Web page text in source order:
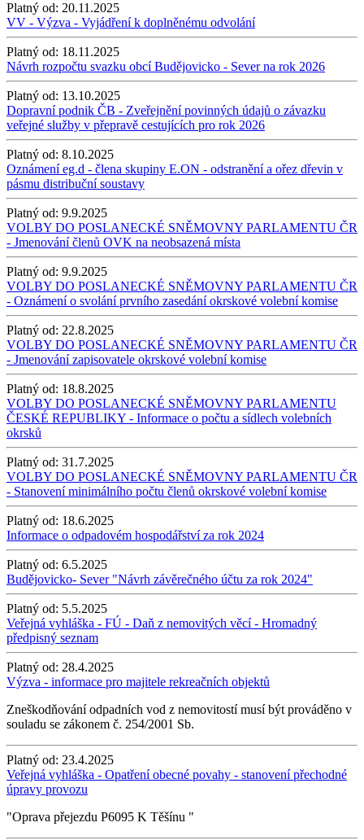
Platný od: 20.11.2025
VV - Výzva - Vyjádření k doplněnému odvolání
Platný od: 18.11.2025
Návrh rozpočtu svazku obcí Budějovicko - Sever na rok 2026
Platný od: 13.10.2025
Dopravní podnik ČB - Zveřejnění povinných údajů o závazku
veřejné služby v přepravě cestujících pro rok 2026
Platný od: 8.10.2025
Oznámení eg.d - člena skupiny E.ON - odstranění a ořez dřevin v
pásmu distribuční soustavy
Platný od: 9.9.2025
VOLBY DO POSLANECKÉ SNĚMOVNY PARLAMENTU ČR
- Jmenování členů OVK na neobsazená místa
Platný od: 9.9.2025
VOLBY DO POSLANECKÉ SNĚMOVNY PARLAMENTU ČR
- Oznámení o svolání prvního zasedání okrskové volební komise
Platný od: 22.8.2025
VOLBY DO POSLANECKÉ SNĚMOVNY PARLAMENTU ČR
- Jmenování zapisovatele okrskové volební komise
Platný od: 18.8.2025
VOLBY DO POSLANECKÉ SNĚMOVNY PARLAMENTU
ČESKÉ REPUBLIKY - Informace o počtu a sídlech volebních
okrsků
Platný od: 31.7.2025
VOLBY DO POSLANECKÉ SNĚMOVNY PARLAMENTU ČR
- Stanovení minimálního počtu členů okrskové volební komise
Platný od: 18.6.2025
Informace o odpadovém hospodářství za rok 2024
Platný od: 6.5.2025
Budějovicko- Sever "Návrh závěrečného účtu za rok 2024"
Platný od: 5.5.2025
Veřejná vyhláška - FÚ - Daň z nemovitých věcí - Hromadný
předpisný seznam
Platný od: 28.4.2025
Výzva - informace pro majitele rekreačních objektů
Zneškodňování odpadních vod z nemovitostí musí být prováděno v
souladu se zákonem č. 254/2001 Sb.
Platný od: 23.4.2025
Veřejná vyhláška - Opatření obecné povahy - stanovení přechodné
úpravy provozu
"Oprava přejezdu P6095 K Těšínu "